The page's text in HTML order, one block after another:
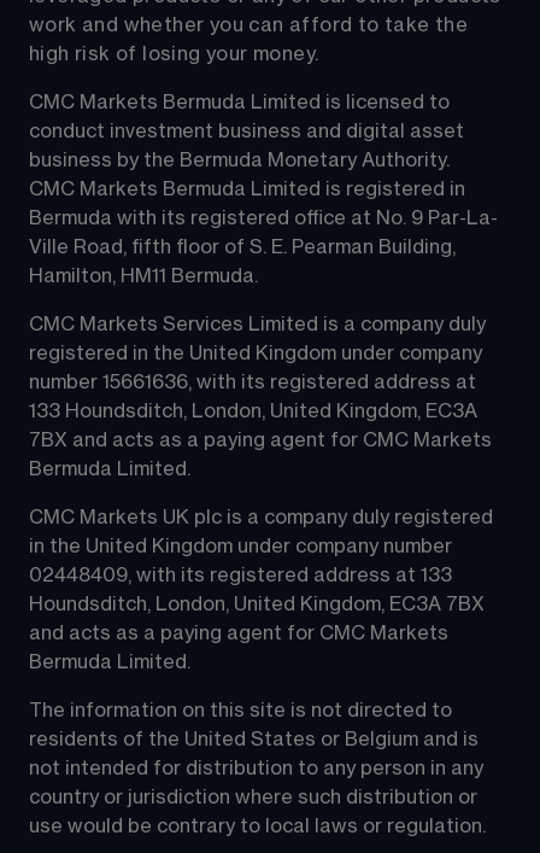
work and whether you can afford to take the
high risk of losing your money.
CMC Markets Bermuda Limited is licensed to
conduct investment business and digital asset
business by the Bermuda Monetary Authority.
CMC Markets Bermuda Limited is registered in
Bermuda with its registered office at No. 9 Par-La-
Ville Road, fifth floor of S. E. Pearman Building,
Hamilton, HM11 Bermuda.
CMC Markets Services Limited is a company duly
registered in the United Kingdom under company
number 15661636, with its registered address at
133 Houndsditch, London, United Kingdom, EC3A
7BX and acts as a paying agent for CMC Markets
Bermuda Limited.
CMC Markets UK plc is a company duly registered
in the United Kingdom under company number
02448409, with its registered address at 133
Houndsditch, London, United Kingdom, EC3A 7BX
and acts as a paying agent for CMC Markets
Bermuda Limited.
The information on this site is not directed to
residents of the United States or Belgium and is
not intended for distribution to any person in any
country or jurisdiction where such distribution or
use would be contrary to local laws or regulation.